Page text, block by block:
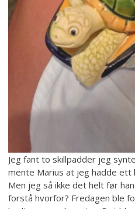
Jeg fant to skillpadder jeg
mente Marius at jeg hadde
Men jeg så ikke det helt før
forstå hvorfor? Fredagen ble